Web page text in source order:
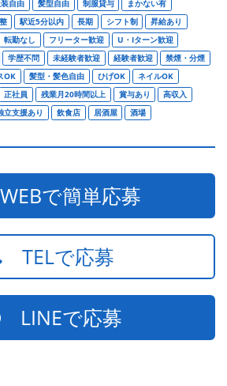
自由 髪型自由 制服貸与
まかない有
駅近5分以内 長期 シフト制
昇給あり
転勤なし フリーター歓迎
U・Iターン歓迎
学歴不問 未経験者歓迎 経験者歓迎
禁煙・分煙
OK 髪型・髪色自由 ひげOK
ネイルOK
正社員 残業月20時間以上 賞与あり
高収入
立支援あり 飲食店 居酒屋 酒場
で簡単応募
TELで応募
LINEで応募